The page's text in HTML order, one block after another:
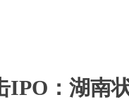
IPO：湖南